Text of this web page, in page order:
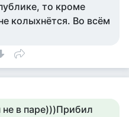
то кроме
колыхнётся. Во всём
не в паре)))Прибил